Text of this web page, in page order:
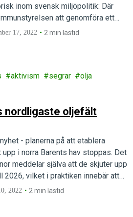
inom svensk miljöpolitik: Där
att genomföra ett
reklamtavlor. Stockholm blir
17, 2022 2 min lästid
aktivism segrar
olja
nordligaste oljefält
- planerna på att etablera
i norra Barents hav stoppas. Det
meddelar själva att de skjuter upp
vilket i praktiken innebär att
vunnit en livsviktig grön seger
2022 2 min lästid